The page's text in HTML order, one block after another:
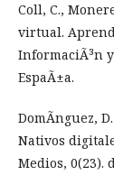
Coll, C.,
virtual.
InformaciÃ³n
EspaÃ±a.
DomÃ­nguez,
Nativos
Medios, 0(23).